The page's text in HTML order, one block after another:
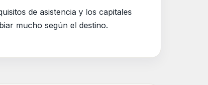
de asistencia y los capitales
mucho según el destino.